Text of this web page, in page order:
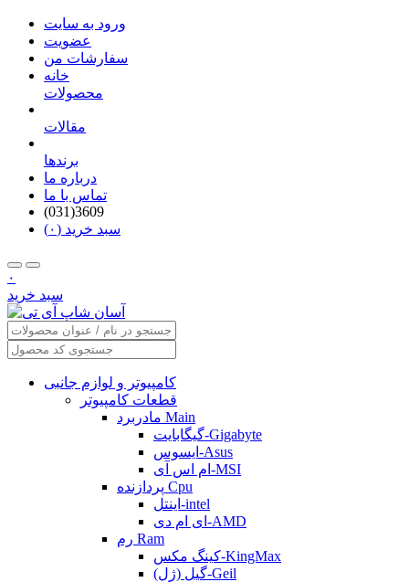
ورود به سایت
عضویت
سفارشات من
خانه
محصولات
مقالات
برندها
درباره ما
تماس با ما
(031)3609
سبد خرید (۰)
۰
سبد خرید
کامپیوتر و لوازم جانبی
قطعات کامپیوتر
مادربرد Main
گیگابایت-Gigabyte
ایسوس-Asus
ام اس آی-MSI
پردازنده Cpu
اینتل-intel
ای ام دی-AMD
رم Ram
کینگ مکس-KingMax
گیل (ژل)-Geil